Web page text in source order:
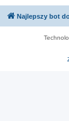
Najlepszy bot